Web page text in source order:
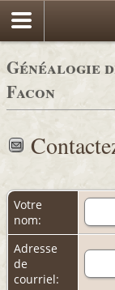
Généalogie
Facon
Votre
nom:
Adresse
de
courriel: